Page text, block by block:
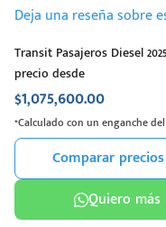
Deja una reseña sobre
Transit Pasajeros Diesel 2025
precio desde
$1,075,600.00
*Calculado con un enganche del
Comparar precios
Quiero